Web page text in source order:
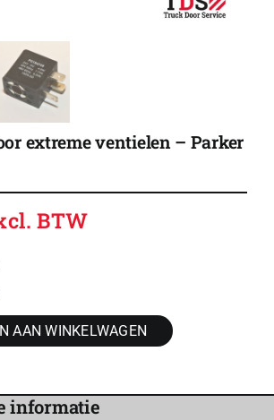
extreme ventielen – Parker
BTW
AAN WINKELWAGEN
informatie